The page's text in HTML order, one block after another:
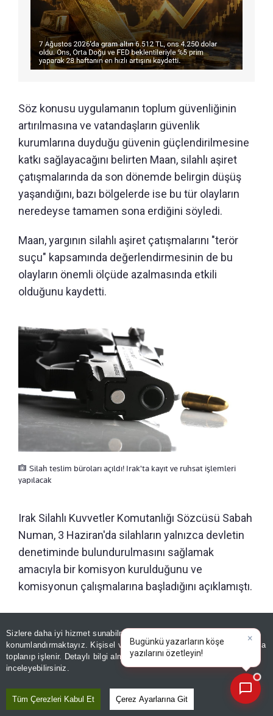
Sizlere daha iyi hizmet sunabilmek adına sitemizde
konumlandırmaktayız. Kişisel verileriniz, KVKK ve GDPR kapsamında
toplanıp işlenir. Detaylı bilgi almak içinAydınlatma Metnimizi
inceleyebilirsiniz.
Tüm Çerezleri Kabul Et Çerez Ayarlarına Git
Söz konusu uygulamanın toplum güvenliğinin
artırılmasına ve vatandaşların güvenlik
kurumlarına duyduğu güvenin güçlendirilmesine
katkı sağlayacağını belirten Maan, silahlı aşiret
çatışmalarında da son dönemde belirgin düşüş
yaşandığını, bazı bölgelerde ise bu tür olayların
neredeyse tamamen sona erdiğini söyledi.
Maan, yargının silahlı aşiret çatışmalarını "terör
suçu" kapsamında değerlendirmesinin de bu
olayların önemli ölçüde azalmasında etkili
olduğunu kaydetti.
Silah teslim büroları açıldı! Irak'ta kayıt ve ruhsat işlemleri
yapılacak
Irak Silahlı Kuvvetler Komutanlığı Sözcüsü Sabah
Numan, 3 Haziran'da silahların yalnızca devletin
denetiminde bulundurulmasını sağlamak
amacıyla bir komisyon kurulduğunu ve
komisyonun çalışmalarına başladığını açıklamıştı.
ÖNERİLEN HABERLER
DÜNYA
Trump'a mahkemeden şok
projeyi durdurdu
Bugü|